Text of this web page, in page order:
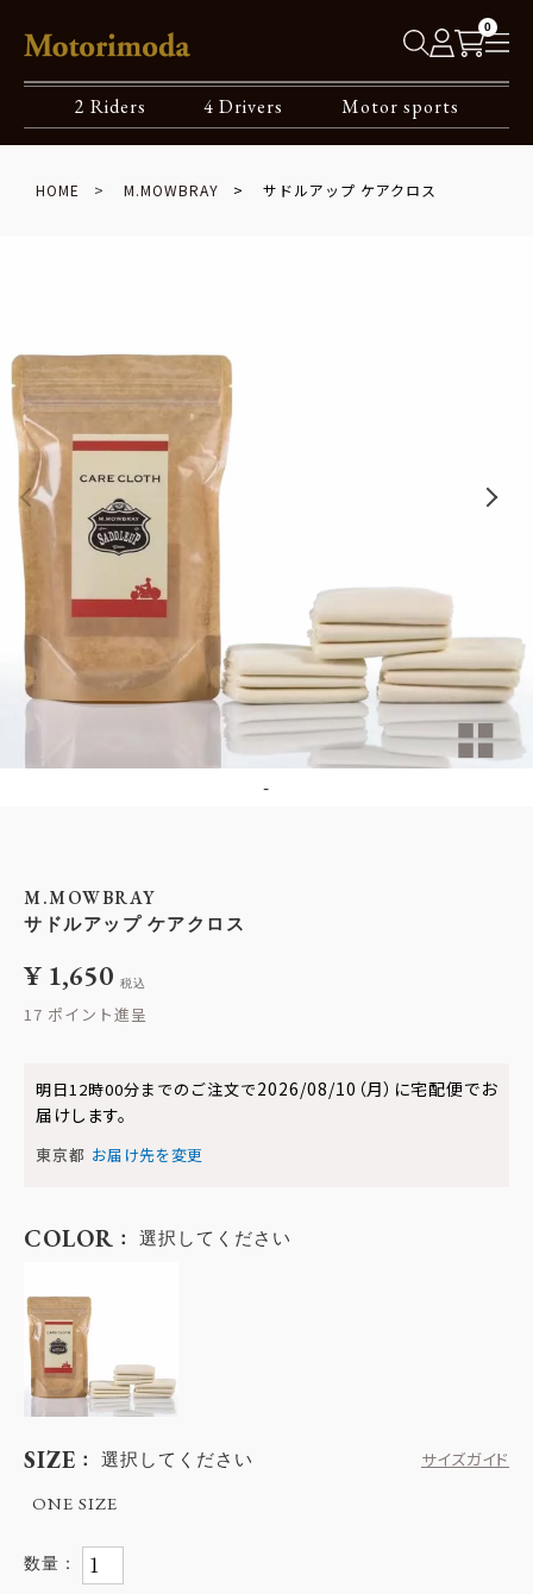
0
2 Riders 4 Drivers Motor sports
HOME M.MOWBRAY サドルアップ ケアクロス
-
M.MOWBRAY
サドルアップ ケアクロス
¥ 1,650 税込
17
明日12時00分までのご注文で2026/08/10（月） に宅配便でお
届けします。
東京都 お届け先を変更
SIZE 選択してください
サイズガイド
ONE SIZE
COLOR 選択してください